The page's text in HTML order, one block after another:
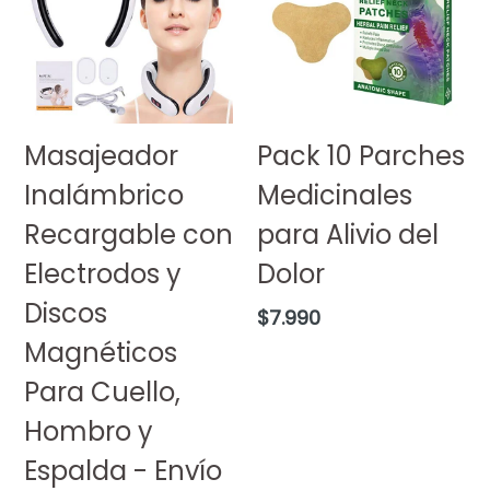
Masajeador
Inalámbrico
Recargable con
Electrodos y
Discos
Magnéticos
Para Cuello,
Hombro y
Espalda - Envío
Pack 10 Parches
Medicinales
para Alivio del
Dolor
Precio
$7.990